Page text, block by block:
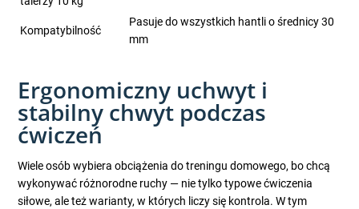
Kompatybilność
Pasuje do wszystkich hantli o średnicy 30
mm
Ergonomiczny uchwyt i
stabilny chwyt podczas
ćwiczeń
Wiele osób wybiera obciążenia do treningu domowego, bo chcą
wykonywać różnorodne ruchy — nie tylko typowe ćwiczenia
siłowe, ale też warianty, w których liczy się kontrola. W tym